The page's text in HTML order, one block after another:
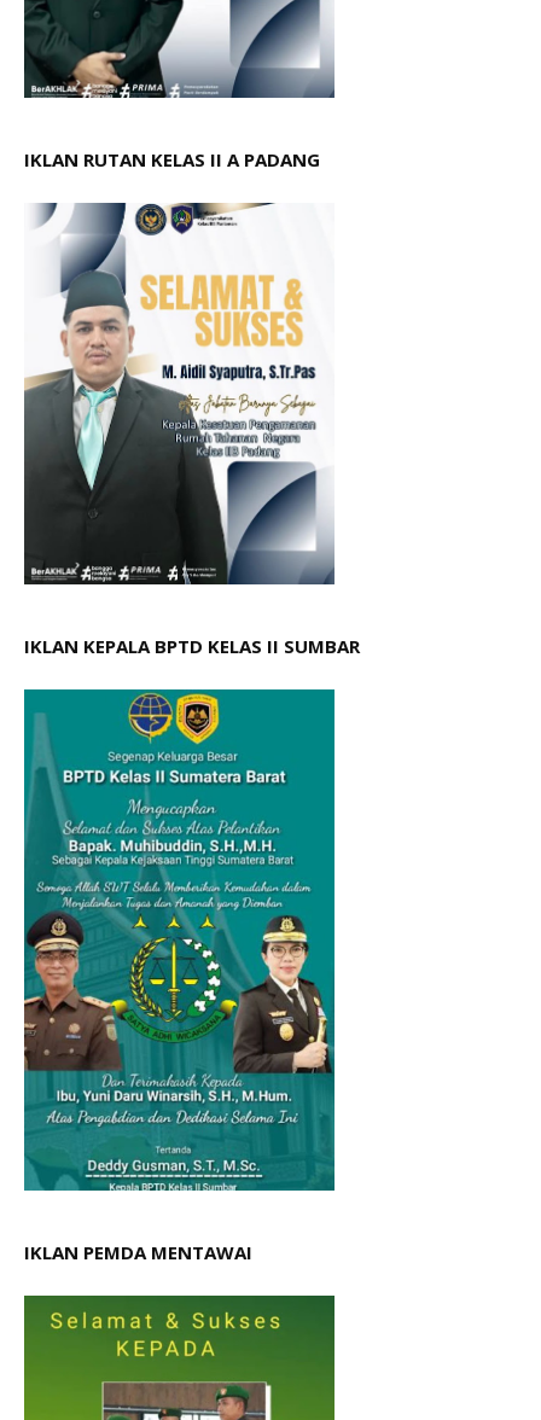
IKLAN RUTAN KELAS II A PADANG
IKLAN KEPALA BPTD KELAS II SUMBAR
IKLAN PEMDA MENTAWAI